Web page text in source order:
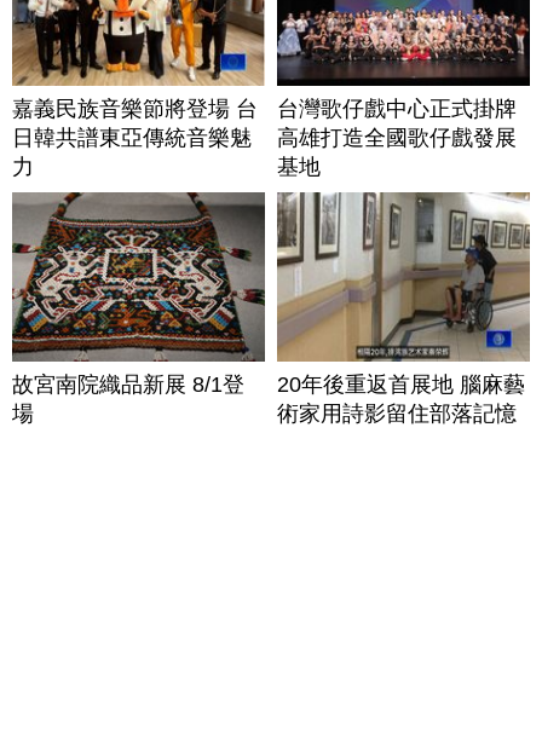
嘉義民族音樂節將登場 台
日韓共譜東亞傳統音樂魅
力
台灣歌仔戲中心正式掛牌
高雄打造全國歌仔戲發展
基地
故宮南院織品新展 8/1登
場
20年後重返首展地 腦麻藝
術家用詩影留住部落記憶